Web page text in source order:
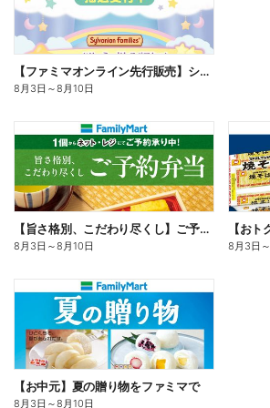
【ファミマオンライン先行販売】シルバニアファミリー
8月3日 ～8月10日
【旨さ格別、こだわり尽くし】ご予約弁当
8月3日 ～8月10日 8月3日 ～
【お中元】夏の贈り物をファミマで
8月3日 ～8月10日